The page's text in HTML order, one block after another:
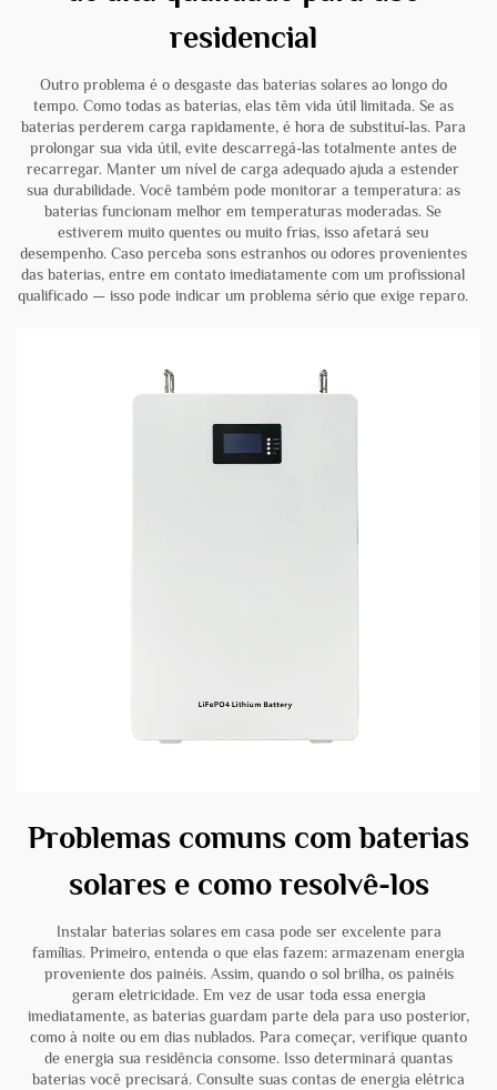
residencial
Outro problema é o desgaste das baterias solares ao longo do
tempo. Como todas as baterias, elas têm vida útil limitada. Se as
baterias perderem carga rapidamente, é hora de substituí-las. Para
prolongar sua vida útil, evite descarregá-las totalmente antes de
recarregar. Manter um nível de carga adequado ajuda a estender
sua durabilidade. Você também pode monitorar a temperatura: as
baterias funcionam melhor em temperaturas moderadas. Se
estiverem muito quentes ou muito frias, isso afetará seu
desempenho. Caso perceba sons estranhos ou odores provenientes
das baterias, entre em contato imediatamente com um profissional
qualificado — isso pode indicar um problema sério que exige reparo.
Problemas comuns com baterias
solares e como resolvê-los
Instalar baterias solares em casa pode ser excelente para
famílias. Primeiro, entenda o que elas fazem: armazenam energia
proveniente dos painéis. Assim, quando o sol brilha, os painéis
geram eletricidade. Em vez de usar toda essa energia
imediatamente, as baterias guardam parte dela para uso posterior,
como à noite ou em dias nublados. Para começar, verifique quanto
de energia sua residência consome. Isso determinará quantas
baterias você precisará. Consulte suas contas de energia elétrica